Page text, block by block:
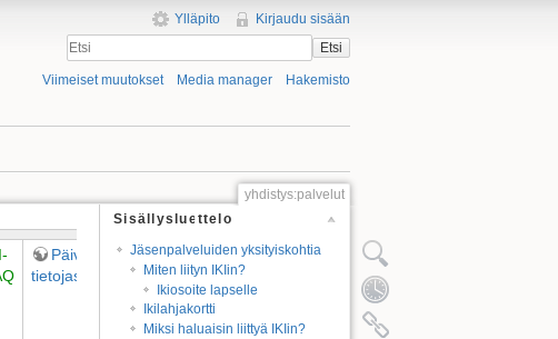
Ylläpito
Kirjaudu sisään
Etsi
Viimeiset muutokset Media manager Hakemisto
yhdistys:palvelut
Sisällysluettelo
Jäsenpalveluiden yksityiskohtia
Miten liityn IKIin?
Ikiosoite lapselle
Ikilahjakortti
Miksi haluaisin liittyä IKIin?
Päivitä
tietojasi